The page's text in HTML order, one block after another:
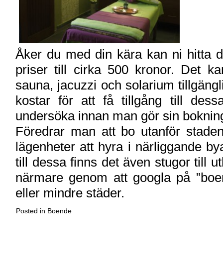
Åker du med din kära kan ni hitta
priser till cirka 500 kronor. Det
sauna, jacuzzi och solarium
kostar för att få tillgång till
undersöka innan man gör sin
Föredrar man att bo utanför
lägenheter att hyra i närliggande
till dessa finns det även stugor till
närmare genom att googla på
eller mindre städer.
Posted in Boende